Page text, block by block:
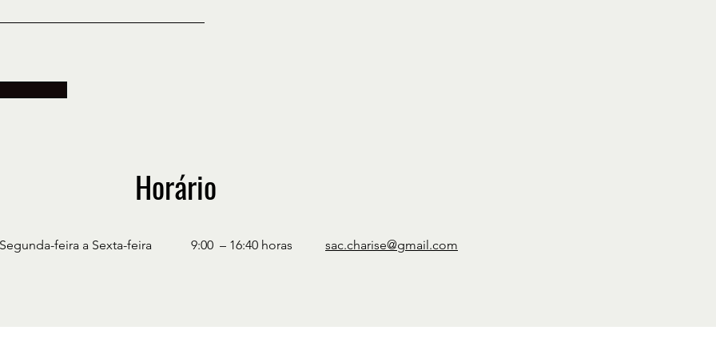
Horário
Segunda-feira a Sexta-feira 9:00 – 16:40 horas sac.charise@gmail.com